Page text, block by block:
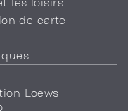
les loisirs
de carte
Loews